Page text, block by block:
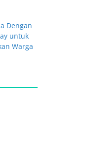
Dengan
untuk
Warga